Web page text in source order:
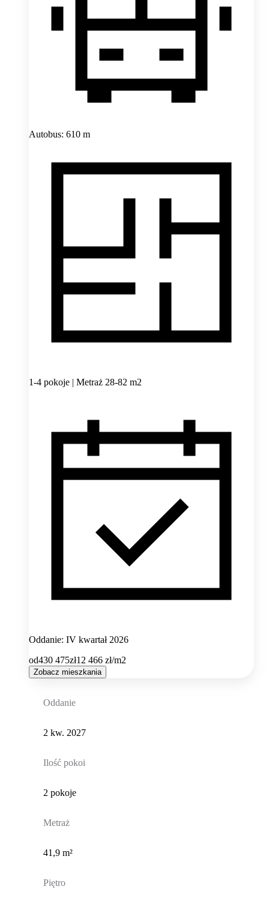
Autobus: 610 m
1-4 pokoje | Metraż 28-82 m2
Oddanie: IV kwartał 2026
od430 475zł12 466 zł/m2
Zobacz mieszkania
Oddanie
2 kw. 2027
Ilość pokoi
2 pokoje
Metraż
41,9 m²
Piętro